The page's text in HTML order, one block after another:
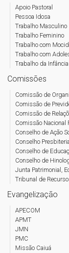
Apoio Pastoral
Pessoa Idosa
Trabalho Masculino
Trabalho Feminino
Trabalho com
Trabalho com
Trabalho da Infância
Comissões
Comissão de
Comissão de
Comissão de
Comissão Nacional
Conselho de Ação
Conselho
Conselho de
Conselho de
Junta Patrimonial,
Tribunal de
Evangelização
APECOM
APMT
JMN
PMC
Missão Caiuá